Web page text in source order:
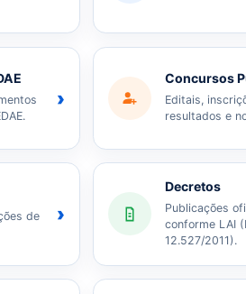
›
Concursos
Editais,
resultados e
de
›
Decretos
Publicações
conforme LAI
12.527/2011).